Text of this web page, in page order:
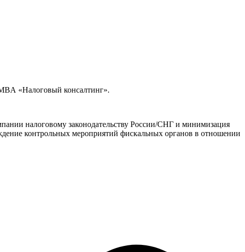
«Налоговый консалтинг».
налоговому законодательству России/СНГ и минимизация
контрольных мероприятий фискальных органов в отношении